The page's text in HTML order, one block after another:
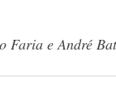
Faria e André